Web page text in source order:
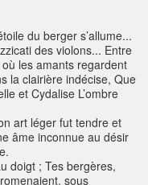
du berger s’allume...
des violons... Entre
les amants regardent
la clairière indécise, Que
et Cydalise L’ombre
art léger fut tendre et
âme inconnue au désir
doigt ; Tes bergères,
sous